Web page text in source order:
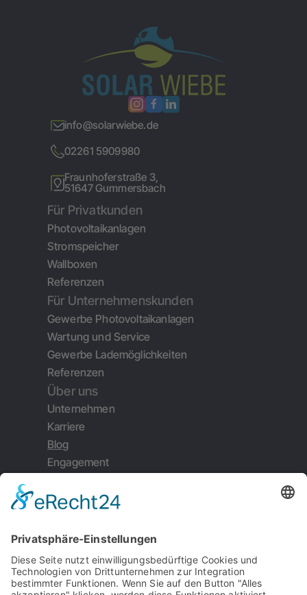
info@solarwiebe.de
02261 5909980
Fraunhoferstraße 3,
51647 Gummersbach
Für Privatkunden
Photovoltaikanlagen
Stromspeicher
Wallboxen
Referenzen
Für Unternehmenskunden
Gewerbe Photovoltaikanlagen
Wartung und Service
Gewerbe Lademöglichkeiten
Referenzen
Über uns
Unternehmen
Karriere
Blog
Engagement
Kontakt
Datenschutz
Serviceauftrag
AGB's